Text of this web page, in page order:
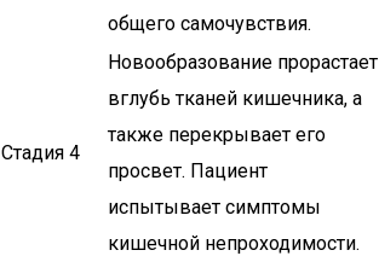
общего самочувствия.
Стадия 4
Новообразование прорастает
вглубь тканей кишечника, а
также перекрывает его
просвет. Пациент
испытывает симптомы
кишечной непроходимости.